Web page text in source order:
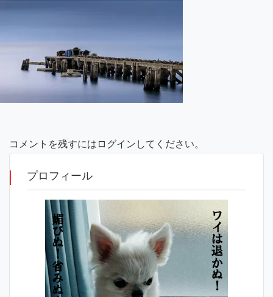
コメントを残すにはログインしてください。
プロフィール